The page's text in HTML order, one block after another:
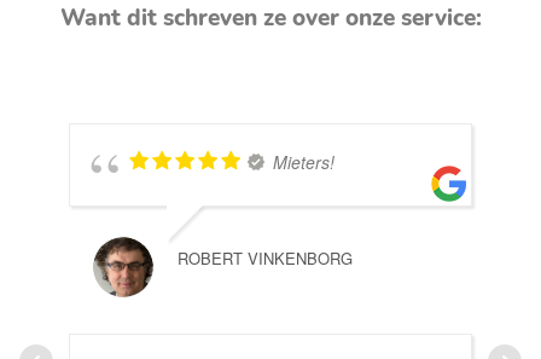
Want dit schreven ze over onze service:
Mieters!
ROBERT VINKENBORG